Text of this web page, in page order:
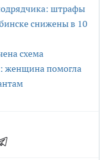
штрафы
снижены в 10
схема
женщина помогла